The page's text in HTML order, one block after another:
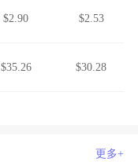
$2.90 $2.53
$35.26 $30.28
更多+